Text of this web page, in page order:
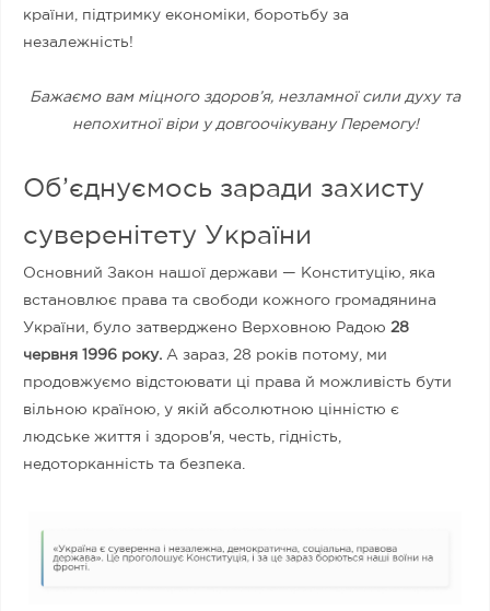
країни, підтримку економіки, боротьбу за
незалежність!
Бажаємо вам міцного здоров’я, незламної сили духу та
непохитної віри у довгоочікувану Перемогу!
Об’єднуємось заради захисту
суверенітету України
Основний Закон нашої держави — Конституцію, яка
встановлює права та свободи кожного громадянина
України, було затверджено Верховною Радою 28
червня 1996 року. А зараз, 28 років потому, ми
продовжуємо відстоювати ці права й можливість бути
вільною країною, у якій абсолютною цінністю є
людське життя і здоров'я, честь, гідність,
недоторканність та безпека.